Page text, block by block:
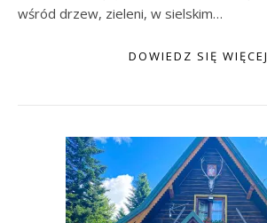
wśród drzew, zieleni, w sielskim…
DOWIEDZ SIĘ WIĘCEJ